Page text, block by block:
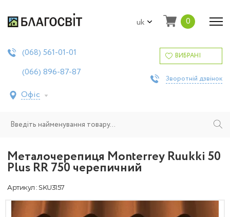
uk 0
(068) 561-01-01
(066) 896-87-87
Офіс
ВИБРАНІ
Зворотній дзвінок
Металочерепиця Моntеrrey Ruukki 50
Plus RR 750 черепичний
Артикул : SKU3157